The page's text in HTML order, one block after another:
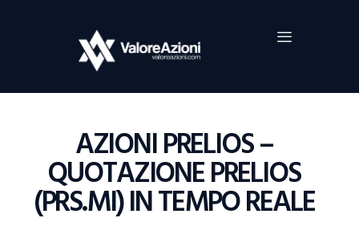
AZIONI PRELIOS –
QUOTAZIONE PRELIOS
(PRS.MI) IN TEMPO REALE
Home
Investimenti
Borsa
Guide Al Trading
Criptovalute